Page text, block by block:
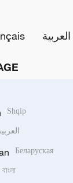
العربية
Shqip
Беларуская
বাংলা